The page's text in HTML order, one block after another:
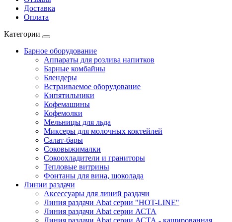
Доставка
Оплата
Категории
Барное оборудование
Аппараты для розлива напитков
Барные комбайны
Блендеры
Встраиваемое оборудование
Кипятильники
Кофемашины
Кофемолки
Мельницы для льда
Миксеры для молочных коктейлей
Салат-бары
Соковыжималки
Сокоохладители и граниторы
Тепловые витрины
Фонтаны для вина, шоколада
Линии раздачи
Аксессуары для линий раздачи
Линия раздачи Abat серии "HOT-LINE"
Линия раздачи Abat серии АСТА
Линия раздачи Abat серии АСТА - кашированная